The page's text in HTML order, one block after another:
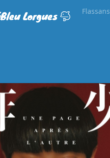
Lorgues Flassans